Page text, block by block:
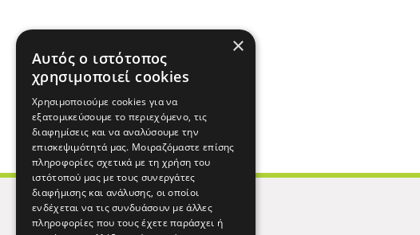
×
Αυτός ο ιστότοπος
χρησιμοποιεί cookies
Χρησιμοποιούμε cookies για να
εξατομικεύσουμε το περιεχόμενο, τις
διαφημίσεις και να αναλύσουμε την
επισκεψιμότητά μας. Μοιραζόμαστε επίσης
πληροφορίες σχετικά με τη χρήση του
ιστότοπού μας με τους συνεργάτες
διαφήμισης και ανάλυσης, οι οποίοι
ενδέχεται να τις συνδυάσουν με άλλες
πληροφορίες που τους έχετε παράσχει ή